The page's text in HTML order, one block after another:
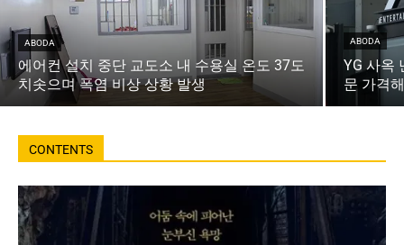
ABODA
에어컨 설치 중단 교도소 내 수용실 온도 37도
치솟으며 폭염 비상 상황 발생
ABODA
YG 사옥
문 가격
CONTENTS